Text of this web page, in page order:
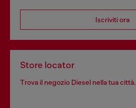
Iscriviti ora
Store locator
Trova il negozio Diesel nella tua città.